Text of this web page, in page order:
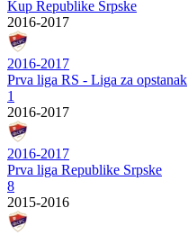
Kup Republike Srpske
2016-2017
2016-2017
Prva liga RS - Liga za opstanak
1
2016-2017
2016-2017
Prva liga Republike Srpske
8
2015-2016